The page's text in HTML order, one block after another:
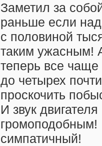
Заметил за
раньше если
с половиной
таким ужасным!
теперь все чаще
до четырех
проскочить
И звук
громоподобным!
симпатичный!